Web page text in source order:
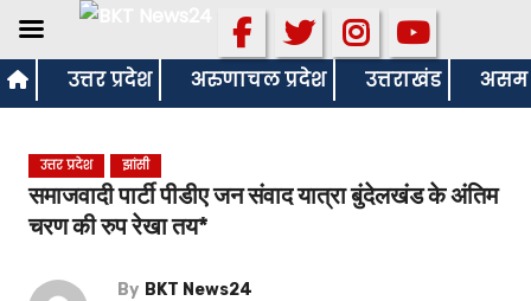
S
k
उत्तर प्रदेश अरुणाचल प्रदेश उत्तराखंड असम
उत्तर प्रदेश झांसी
समाजवादी पार्टी पीडीए जन संवाद यात्रा बुंदेलखंड के अंतिम
चरण की रुप रेखा तय*
By BKT News24